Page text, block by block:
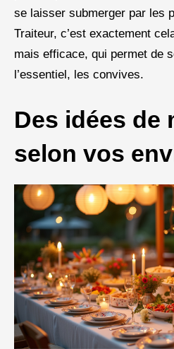
se laisser submerger par les
Traiteur, c’est exactement
mais efficace, qui permet de
l’essentiel, les convives.
Des idées de
selon vos